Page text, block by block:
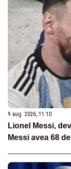
9 aug. 2026, 11:10
Lionel Messi,
Messi avea 68